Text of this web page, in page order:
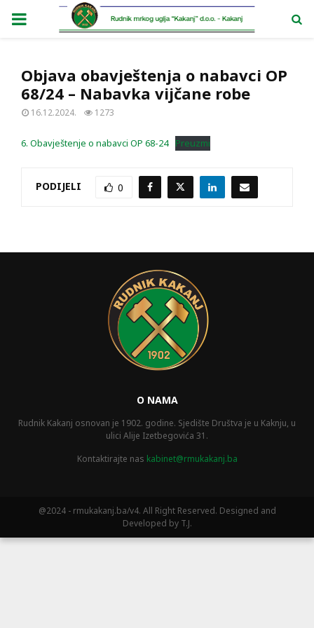
PRIMARY
Objava obavještenja o nabavci OP
68/24 – Nabavka vijčane robe
16.12.2024. 1273
6. Obavještenje o nabavci OP 68-24 Preuzmi
PODIJELI 0
O NAMA
Rudnik Kakanj osnovan je 1902. godine. Sjedište Društva je u Kaknju, u
ulici Alije Izetbegovića 31.
Kontaktirajte nas kabinet@rmukakanj.ba
@2024 - rmukakanj.ba/v4. All Right Reserved. Designed and
Developed by T.J.